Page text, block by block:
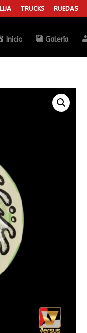
LIJA TRUCKS RUEDAS
Inicio Galería